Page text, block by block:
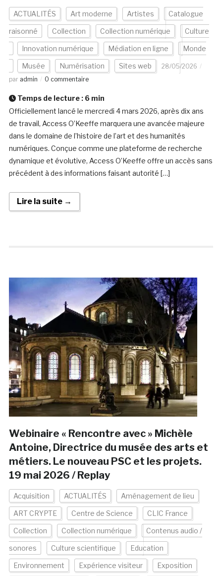
ACTUALITÉS Art moderne Artistes Catalogue
raisonné Collection Collection numérique Culture
Innovation numérique Médiation en ligne Monde
Musée Numérisation Sites web
28/05/2026
par admin 0 commentaire
Temps de lecture : 6 min
Officiellement lancé le mercredi 4 mars 2026, après dix ans
de travail, Access O’Keeffe marquera une avancée majeure
dans le domaine de l’histoire de l’art et des humanités
numériques. Conçue comme une plateforme de recherche
dynamique et évolutive, Access O’Keeffe offre un accès sans
précédent à des informations faisant autorité […]
Lire la suite →
Webinaire « Rencontre avec » Michèle
Antoine, Directrice du musée des arts et
métiers. Le nouveau PSC et les projets.
19 mai 2026 / Replay
Acquisition ACTUALITÉS Aménagement de lieu
ART CRYPTE Centre de Science CLIC France
Collection Collection numérique Contenus audio /
sonores Culture scientifique Education
Environnement Expérience visiteur Exposition